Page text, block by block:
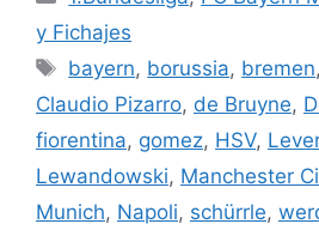
y Fichajes
Etiquetas
bayern, borussia, bremen,
Claudio Pizarro, de Bruyne,
fiorentina, gomez, HSV,
Lewandowski, Manchester
Munich, Napoli, schürrle,